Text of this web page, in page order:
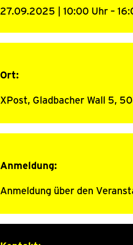
27.09.2025 | 10:00 Uhr –
Ort:
XPost, Gladbacher Wall 5,
Anmeldung:
Anmeldung über den